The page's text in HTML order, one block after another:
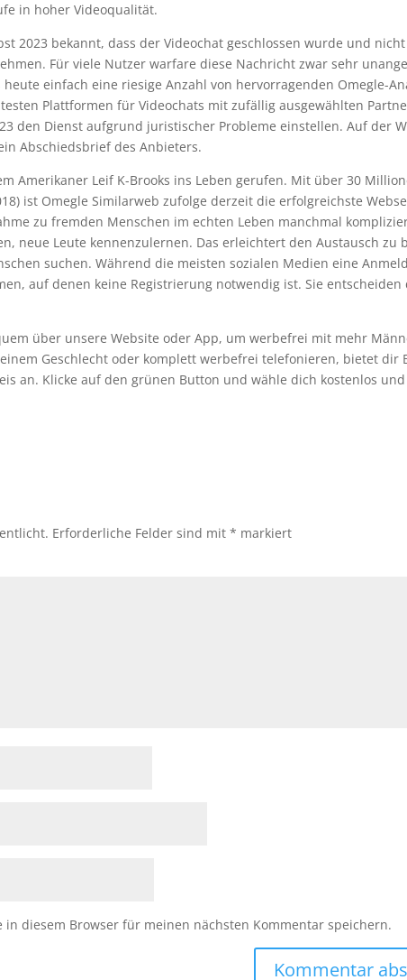
in hoher Videoqualität.
2023 bekannt, dass der Videochat geschlossen wurde und
Für viele Nutzer warfare diese Nachricht zwar sehr
einfach eine riesige Anzahl von hervorragenden Omegle-
Plattformen für Videochats mit zufällig ausgewählten
den Dienst aufgrund juristischer Probleme einstellen. Auf der
Abschiedsbrief des Anbieters.
Amerikaner Leif K-Brooks ins Leben gerufen. Mit über 30
ist Omegle Similarweb zufolge derzeit die erfolgreichste
zu fremden Menschen im echten Leben manchmal
neue Leute kennenzulernen. Das erleichtert den Austausch zu
suchen. Während die meisten sozialen Medien eine
auf denen keine Registrierung notwendig ist. Sie entscheiden
über unsere Website oder App, um werbefrei mit mehr
Geschlecht oder komplett werbefrei telefonieren, bietet dir
an. Klicke auf den grünen Button und wähle dich kostenlos
Erforderliche Felder sind mit* markiert
in diesem Browser für meinen nächsten Kommentar speichern.